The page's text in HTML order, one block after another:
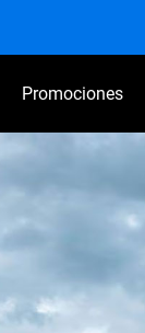
Promociones